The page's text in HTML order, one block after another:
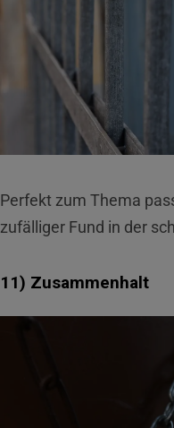
Perfekt zum Thema
zufälliger Fund in der
11) Zusammenhalt